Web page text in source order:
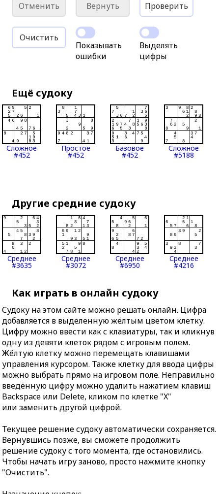
Отменить Вернуть Проверить
Очистить
Показывать
ошибки
Выделять
цифры
Ещё судоку
Сложное
#452
Простое
#452
Базовое
#452
Сложное
#5188
Другие средние судоку
Среднее
#3635
Среднее
#3072
Среднее
#6950
Среднее
#4216
Как играть в онлайн судоку
Судоку на этом сайте можно решать онлайн. Цифра
добавляется в выделенную жёлтым цветом клетку.
Цифру можно ввести как с клавиатуры, так и кликнув
одну из девяти клеток рядом с игровым полем.
Жёлтую клетку можно перемещать клавишами
управления курсором. Также клетку для ввода цифры
можно выбрать прямо на игровом поле. Неправильно
введённую цифру можно удалить нажатием клавиш
Backspace или Delete, кликом по клетке "X"
или заменить другой цифрой.
Текущее решение судоку автоматически сохраняется.
Вернувшись позже, вы сможете продолжить
решение судоку с того момента, где остановились.
Чтобы начать игру заново, просто нажмите кнопку
"Очистить".